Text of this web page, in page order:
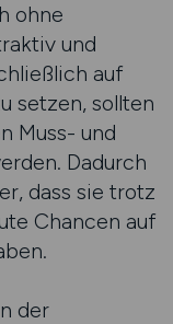
ohne
und
auf
setzen, sollten
Muss- und
Dadurch
dass sie trotz
Chancen auf
der